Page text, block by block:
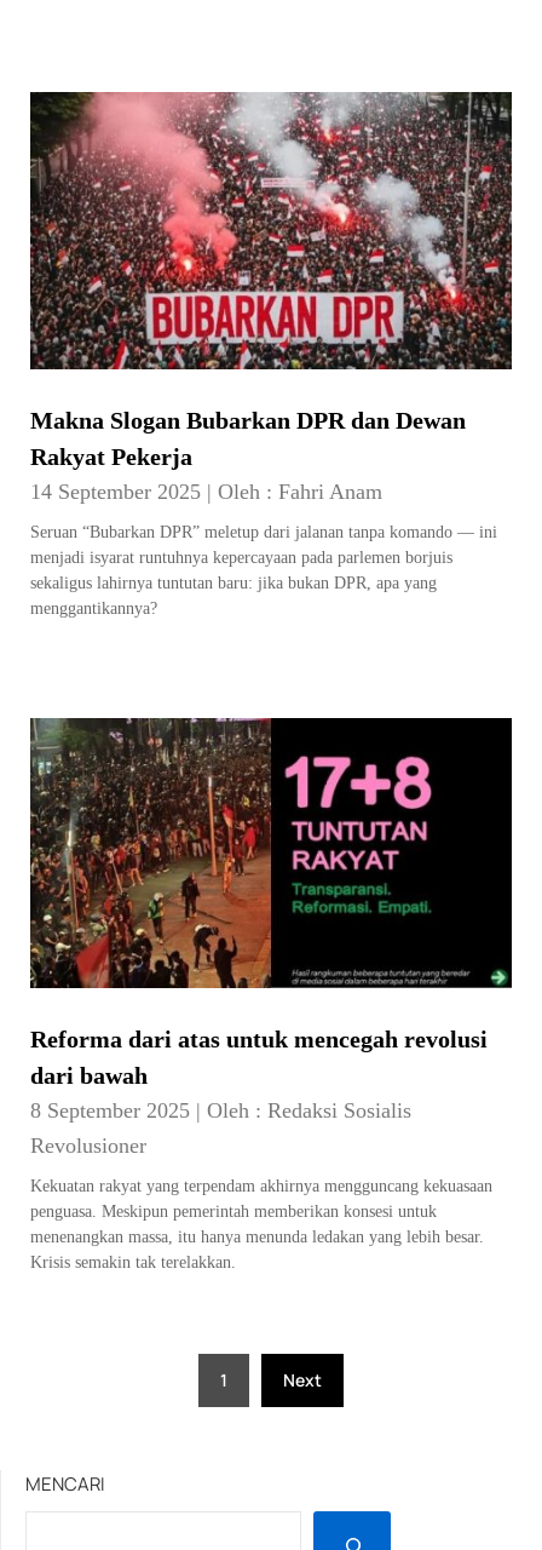
Makna Slogan Bubarkan DPR dan Dewan
Rakyat Pekerja
14 September 2025 | Oleh : Fahri Anam
Seruan “Bubarkan DPR” meletup dari jalanan tanpa komando — ini
menjadi isyarat runtuhnya kepercayaan pada parlemen borjuis
sekaligus lahirnya tuntutan baru: jika bukan DPR, apa yang
menggantikannya?
Reforma dari atas untuk mencegah revolusi
dari bawah
8 September 2025 | Oleh : Redaksi Sosialis
Revolusioner
Kekuatan rakyat yang terpendam akhirnya mengguncang kekuasaan
penguasa. Meskipun pemerintah memberikan konsesi untuk
menenangkan massa, itu hanya menunda ledakan yang lebih besar.
Krisis semakin tak terelakkan.
1 Next
MENCARI